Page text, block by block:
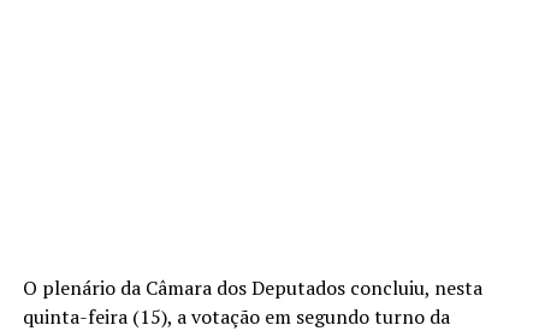
O plenário da Câmara dos Deputados concluiu, nesta
quinta-feira (15), a votação em segundo turno da